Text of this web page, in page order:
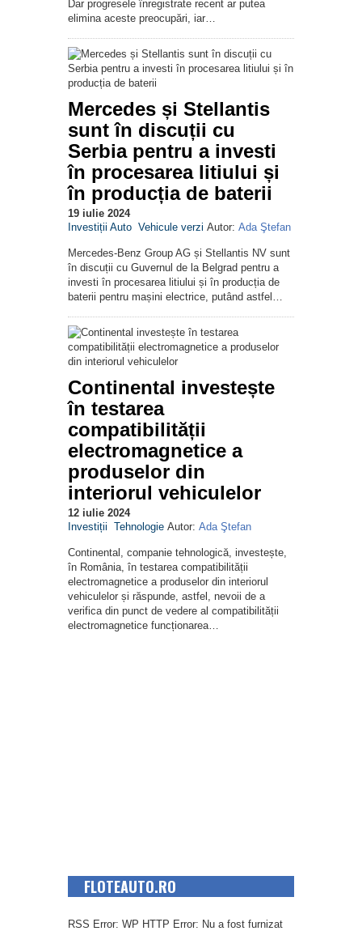
Dar progresele înregistrate recent ar putea
elimina aceste preocupări, iar…
Mercedes și Stellantis
sunt în discuții cu
Serbia pentru a investi
în procesarea litiului și
în producția de baterii
19 iulie 2024
Investiții Auto Vehicule verzi Autor: Ada Ştefan
Mercedes-Benz Group AG și Stellantis NV sunt
în discuții cu Guvernul de la Belgrad pentru a
investi în procesarea litiului și în producția de
baterii pentru mașini electrice, putând astfel…
Continental investește
în testarea
compatibilității
electromagnetice a
produselor din
interiorul vehiculelor
12 iulie 2024
Investiții Tehnologie Autor: Ada Ştefan
Continental, companie tehnologică, investește,
în România, în testarea compatibilității
electromagnetice a produselor din interiorul
vehiculelor și răspunde, astfel, nevoii de a
verifica din punct de vedere al compatibilității
electromagnetice funcționarea…
FLOTEAUTO.RO
RSS Error: WP HTTP Error: Nu a fost furnizat